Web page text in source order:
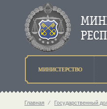
МИНИСТЕРСТВО
Главная ⁄ Государственный